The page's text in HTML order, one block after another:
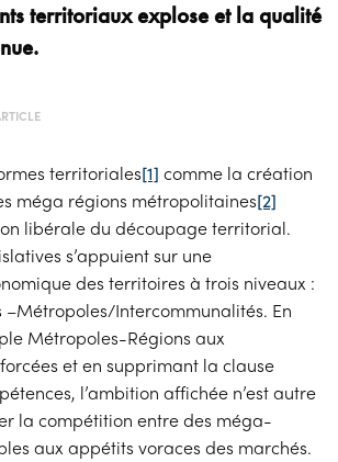
territoriaux explose et la qualité
territoriales[1] comme la création
méga régions métropolitaines[2]
libérale du découpage territorial.
s’appuient sur une
des territoires à trois niveaux :
–Métropoles/Intercommunalités. En
Métropoles-Régions aux
et en supprimant la clause
l’ambition affichée n’est autre
la compétition entre des méga-
aux appétits voraces des marchés.